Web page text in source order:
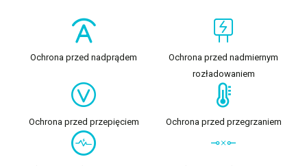
Ochrona przed nadprądem
Ochrona przed nadmiernym
rozładowaniem
Ochrona przed przepięciem Ochrona przed przegrzaniem